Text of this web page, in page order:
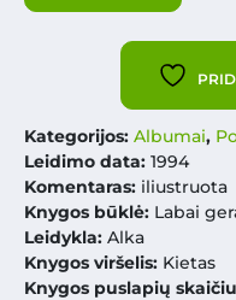
Kategorijos: Albumai,
Leidimo data: 1994
Komentaras: iliustruota
Knygos būklė: Labai
Leidykla: Alka
Knygos viršelis: Kietas
Knygos puslapių